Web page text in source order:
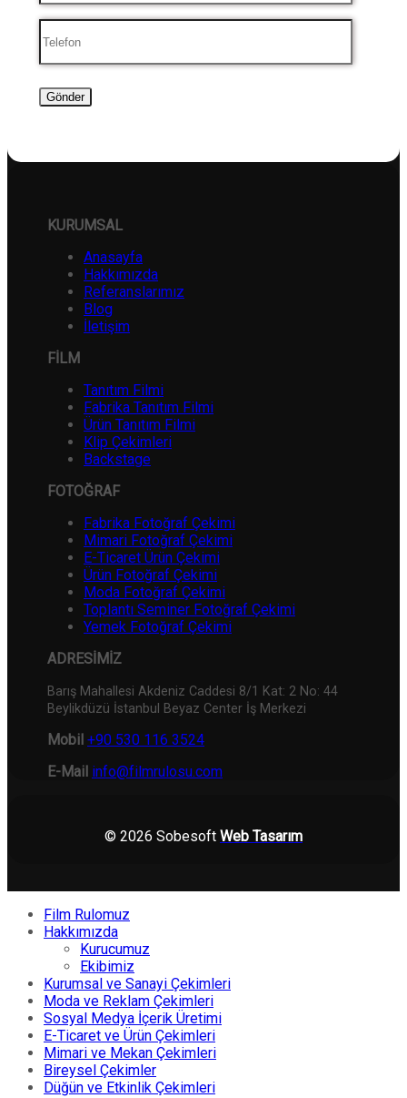
KURUMSAL
Anasayfa
Hakkımızda
Referanslarımız
Blog
İletişim
FİLM
Tanıtım Filmi
Fabrika Tanıtım Filmi
Ürün Tanıtım Filmi
Klip Çekimleri
Backstage
FOTOĞRAF
Fabrika Fotoğraf Çekimi
Mimari Fotoğraf Çekimi
E-Ticaret Ürün Çekimi
Ürün Fotoğraf Çekimi
Moda Fotoğraf Çekimi
Toplantı Seminer Fotoğraf Çekimi
Yemek Fotoğraf Çekimi
ADRESİMİZ
Barış Mahallesi Akdeniz Caddesi 8/1 Kat: 2 No: 44
Beylikdüzü İstanbul Beyaz Center İş Merkezi
Mobil +90 530 116 3524
E-Mail info@filmrulosu.com
© 2026 Sobesoft Web Tasarım
Film Rulomuz
Hakkımızda
Kurucumuz
Ekibimiz
Kurumsal ve Sanayi Çekimleri
Moda ve Reklam Çekimleri
Sosyal Medya İçerik Üretimi
E-Ticaret ve Ürün Çekimleri
Mimari ve Mekan Çekimleri
Bireysel Çekimler
Düğün ve Etkinlik Çekimleri